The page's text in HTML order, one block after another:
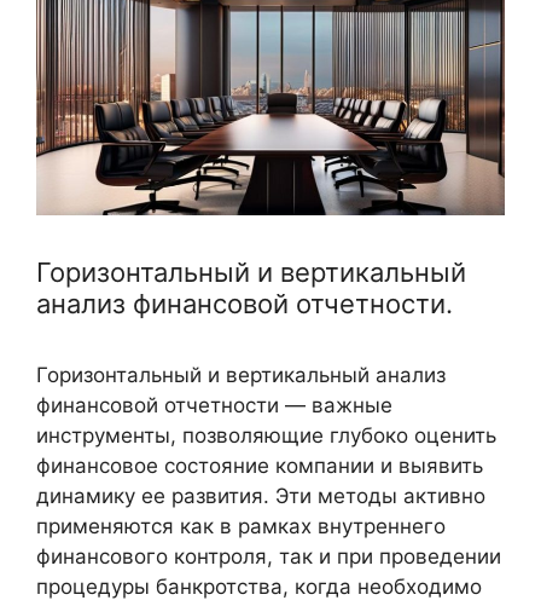
Горизонтальный и вертикальный
анализ финансовой отчетности.
Горизонтальный и вертикальный анализ
финансовой отчетности — важные
инструменты, позволяющие глубоко оценить
финансовое состояние компании и выявить
динамику ее развития. Эти методы активно
применяются как в рамках внутреннего
финансового контроля, так и при проведении
процедуры банкротства, когда необходимо